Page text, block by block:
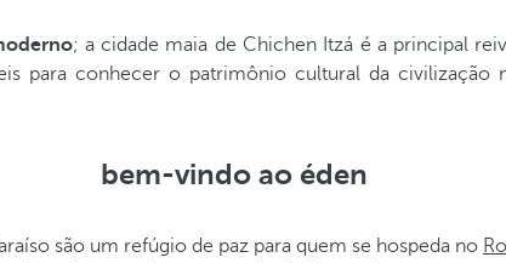
; a cidade maia de Chichen Itzá é a principal
para conhecer o patrimônio cultural da
bem-vindo ao éden
são um refúgio de paz para quem se hospeda no